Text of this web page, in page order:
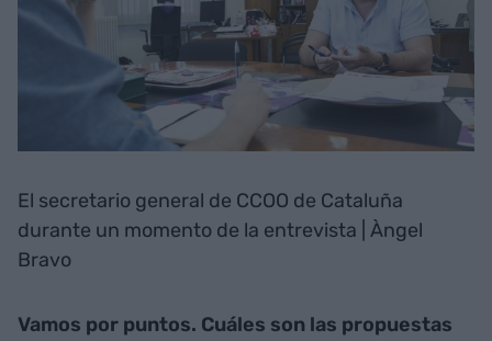
El secretario general de CCOO de Cataluña
durante un momento de la entrevista | Àngel
Bravo
Vamos por puntos. Cuáles son las propuestas